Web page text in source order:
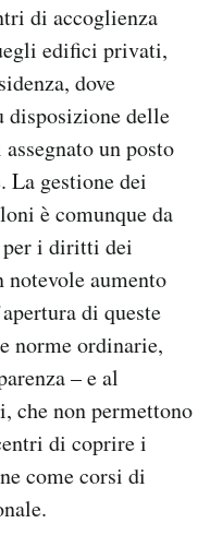
di accoglienza
edifici privati,
dove
disposizione delle
un posto
La gestione dei
è comunque da
i diritti dei
notevole aumento
di queste
norme ordinarie,
– e al
che non permettono
di coprire i
come corsi di